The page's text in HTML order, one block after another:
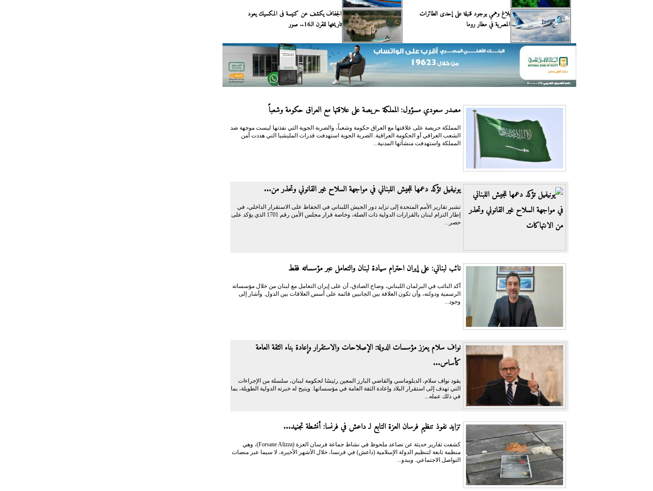
بلاغ وهمي بوجود قنبلة على إحدى الطائرات
المصرية في مطار روما
الجفاف يكشف عن كنيسة فى المكسيك يعود
تاريخها للقرن الـ16.. صور
مصدر سعودي مسؤول: المملكة حريصة على علاقتها مع العراق حكومة وشعباً
المملكة حريصة على علاقتها مع العراق حكومة وشعباً، والضربة الجوية التي نفذتها ليست موجهة ضد
الشعب العراقي أو الحكومة العراقية. الضربة الجوية استهدفت قدرات المليشيا التي هددت أمن
المملكة واستهدفت منشآتها المدنية...
يونيفيل تؤكد دعمها للجيش اللبناني في مواجهة السلاح غير القانوني وتحذر من...
تشير تقارير الأمم المتحدة إلى تزايد دور الجيش اللبناني في الحفاظ على الاستقرار الداخلي، في
إطار التزام لبنان بالقرارات الدولية ذات الصلة، وخاصة قرار مجلس الأمن رقم 1701 الذي يؤكد على
حصر...
نائب لبناني: على إيران احترام سيادة لبنان والتعامل عبر مؤسساته فقط
أكد النائب في البرلمان اللبناني، وضاح الصادق، أن على إيران التعامل مع لبنان من خلال مؤسساته
الرسمية ودولته، وأن تكون العلاقة بين الجانبين قائمة على أسس العلاقات بين الدول. وأشار إلى
وجود...
نواف سلام يعزز مؤسسات الدولة: الإصلاحات والاستقرار وإعادة بناء الثقة العامة
كأساس...
يقود نواف سلام، الدبلوماسي والقاضي البارز المعين رئيسًا لحكومة لبنان، سلسلة من الإجراءات
التي تهدف إلى استقرار البلاد وإعادة الثقة العامة في مؤسساتها. ويتيح له خبرته الدولية الطويلة، بما
في ذلك عمله...
تزايد نفوذ تنظيم فرسان العزة التابع لـ داعش في فرنسا: أنشطة تجنيد...
كشفت تقارير حديثة عن تصاعد ملحوظ في نشاط جماعة فرسان العزة (Forsane Alizza)، وهي
منظمة تابعة لتنظيم الدولة الإسلامية (داعش) في فرنسا، خلال الأشهر الأخيرة، لا سيما عبر منصات
التواصل الاجتماعي. ويبدو...